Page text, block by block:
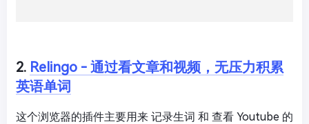
2. Relingo - 通过看文章和视频，无压力积累
英语单词
这个浏览器的插件主要用来 记录生词 和 查看 Youtube 的